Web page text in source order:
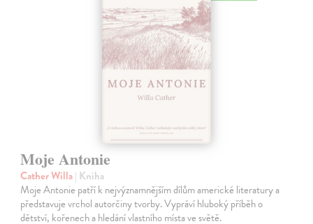
Moje Antonie
Cather Willa| Kniha
Moje Antonie patří k nejvýznamnějším dílům americké literatury a
představuje vrchol autorčiny tvorby. Vypráví hluboký příběh o
dětství, kořenech a hledání vlastního místa ve světě.